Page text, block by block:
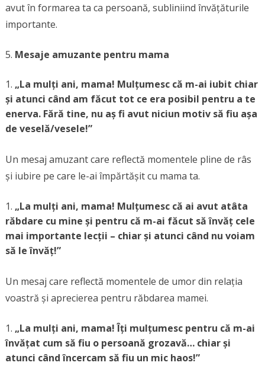
avut în formarea ta ca persoană, subliniind învățăturile
importante.
Mesaje amuzante pentru mama
„La mulți ani, mama! Mulțumesc că m-ai iubit chiar
și atunci când am făcut tot ce era posibil pentru a te
enerva. Fără tine, nu aș fi avut niciun motiv să fiu așa
de veselă/vesele!”
Un mesaj amuzant care reflectă momentele pline de râs
și iubire pe care le-ai împărtășit cu mama ta.
„La mulți ani, mama! Mulțumesc că ai avut atâta
răbdare cu mine și pentru că m-ai făcut să învăț cele
mai importante lecții – chiar și atunci când nu voiam
să le învăț!”
Un mesaj care reflectă momentele de umor din relația
voastră și aprecierea pentru răbdarea mamei.
„La mulți ani, mama! Îți mulțumesc pentru că m-ai
învățat cum să fiu o persoană grozavă… chiar și
atunci când încercam să fiu un mic haos!”